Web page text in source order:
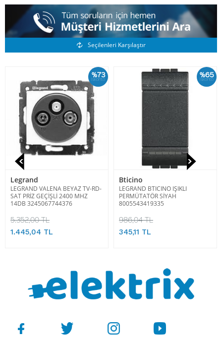
Benzer Ürünler
Seçilenleri Karşılaştır
%73
İskonto
Legrand
LEGRAND VALENA BEYAZ TV-RD-
SAT PRİZ GEÇİŞLİ 2400 MHZ
14DB 3245067744376
5.352,00 TL
1.445,04 TL
%65
İskonto
Bticino
LEGRAND BTICINO IŞIKLI
PERMÜTATÖR SİYAH
8005543419335
986,04 TL
345,11 TL